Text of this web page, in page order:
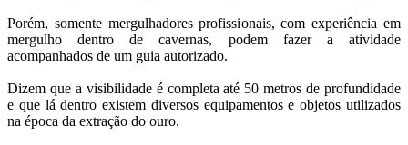
Porém, somente mergulhadores profissionais, com experiência em
mergulho dentro de cavernas, podem fazer a atividade
acompanhados de um guia autorizado.
Dizem que a visibilidade é completa até 50 metros de profundidade
e que lá dentro existem diversos equipamentos e objetos utilizados
na época da extração do ouro.